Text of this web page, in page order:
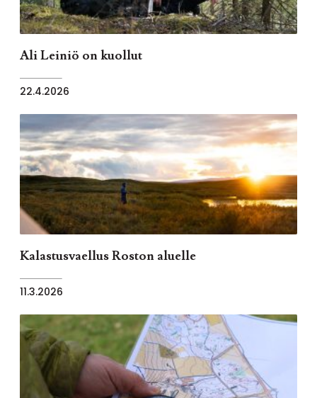
Ali Leiniö on kuollut
22.4.2026
Kalastusvaellus Roston aluelle
11.3.2026